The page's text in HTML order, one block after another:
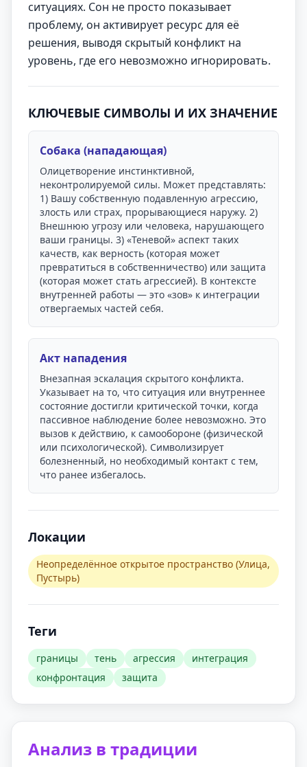
ситуациях. Сон не просто показывает
проблему, он активирует ресурс для её
решения, выводя скрытый конфликт на
уровень, где его невозможно игнорировать.
КЛЮЧЕВЫЕ СИМВОЛЫ И ИХ ЗНАЧЕНИЕ
Собака (нападающая)
Олицетворение инстинктивной,
неконтролируемой силы. Может представлять:
1) Вашу собственную подавленную агрессию,
злость или страх, прорывающиеся наружу. 2)
Внешнюю угрозу или человека, нарушающего
ваши границы. 3) «Теневой» аспект таких
качеств, как верность (которая может
превратиться в собственничество) или защита
(которая может стать агрессией). В контексте
внутренней работы — это «зов» к интеграции
отвергаемых частей себя.
Акт нападения
Внезапная эскалация скрытого конфликта.
Указывает на то, что ситуация или внутреннее
состояние достигли критической точки, когда
пассивное наблюдение более невозможно. Это
вызов к действию, к самообороне (физической
или психологической). Символизирует
болезненный, но необходимый контакт с тем,
что ранее избегалось.
Локации
Неопределённое открытое пространство (Улица,
Пустырь)
Теги
границы тень агрессия
интеграция
конфронтация
защита
Анализ в традиции